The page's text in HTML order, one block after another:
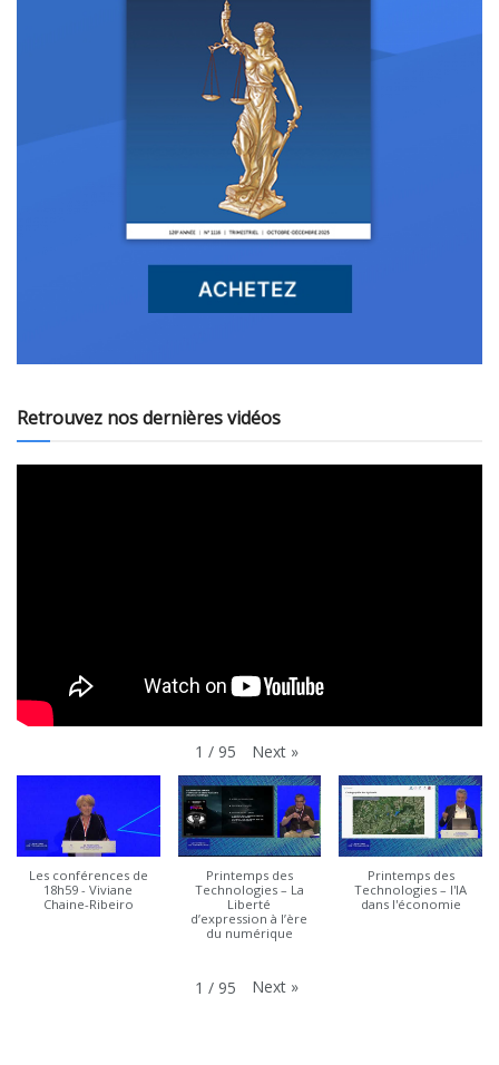
Retrouvez nos dernières vidéos
1 / 95 Next »
Les conférences de
18h59 - Viviane
Chaine-Ribeiro
Printemps des
Technologies – La
Liberté
d’expression à l’ère
du numérique
Printemps des
Technologies – l'IA
dans l'économie
1 / 95 Next »